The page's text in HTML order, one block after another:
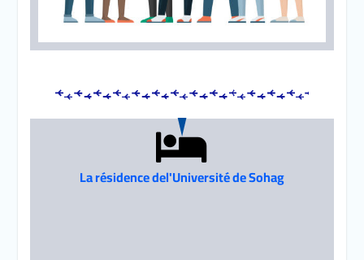
La résidence del'Université de Sohag